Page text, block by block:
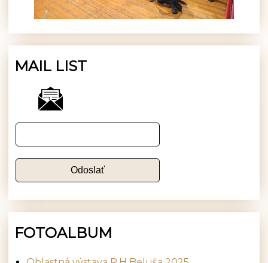
MAIL LIST
FOTOALBUM